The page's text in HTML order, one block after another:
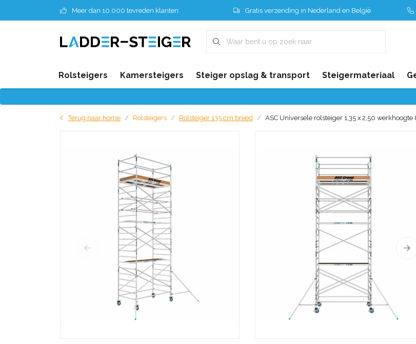
Meer dan 10.000 tevreden klanten Gratis verzending in Nederland en België
Rolsteigers Kamersteigers Steiger opslag & transport Steigermateriaal
Terug naar home Rolsteigers Rolsteiger 135 cm breed ASC Universele rolsteiger 1,35 x 2,50 werkhoogte